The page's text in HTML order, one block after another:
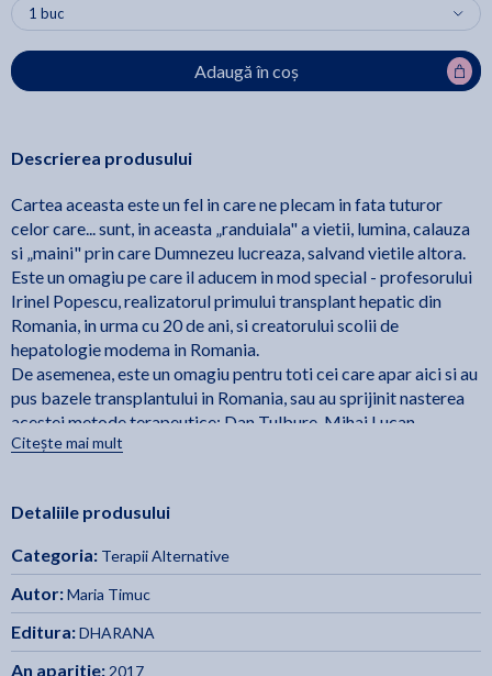
Adaugă în coș
Descrierea produsului
Cartea aceasta este un fel in care ne plecam in fata tuturor
celor care... sunt, in aceasta „randuiala" a vietii, lumina, calauza
si „maini" prin care Dumnezeu lucreaza, salvand vietile altora.
Este un omagiu pe care il aducem in mod special - profesorului
Irinel Popescu, realizatorul primului transplant hepatic din
Romania, in urma cu 20 de ani, si creatorului scolii de
hepatologie modema in Romania.
De asemenea, este un omagiu pentru toti cei care apar aici si au
pus bazele transplantului in Romania, sau au sprijinit nasterea
acestei metode terapeutice: Dan Tulbure, Mihai Lucan,
Thomas Starzl (care a fost un prieten si un ajutor pentru Irinel
munca lor, cu ajutorul lor, cu sacrificiile lor. Cei care traiesc
nevoiti sa infrunte pentru a ajunge sa salveze vieti si prin
transplant.
Sper ca aceasta carte sa-i inspire si pe cei bolnavi, pe cei care
vor fi bolnavi in viitor, care nu cred ca mai au o sansa la viata, pe
Citește mai mult
Detaliile produsului
Categoria: Terapii Alternative
Autor:Maria Timuc
Editura:DHARANA
An aparitie: 2017